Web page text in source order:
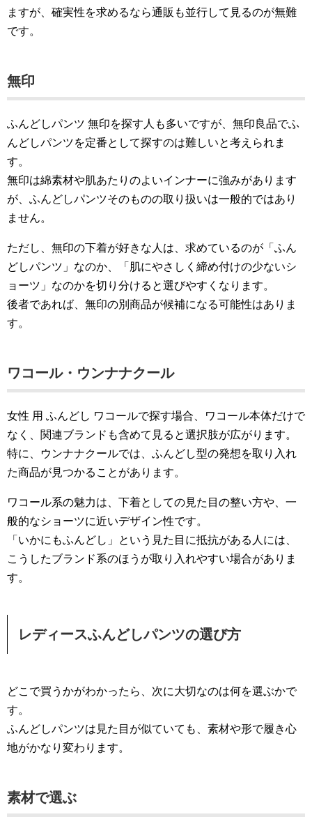
ますが、確実性を求めるなら通販も並行して見るのが無難
です。
無印
ふんどしパンツ 無印を探す人も多いですが、無印良品でふ
んどしパンツを定番として探すのは難しいと考えられま
す。
無印は綿素材や肌あたりのよいインナーに強みがあります
が、ふんどしパンツそのものの取り扱いは一般的ではあり
ません。
ただし、無印の下着が好きな人は、求めているのが「ふん
どしパンツ」なのか、「肌にやさしく締め付けの少ないシ
ョーツ」なのかを切り分けると選びやすくなります。
後者であれば、無印の別商品が候補になる可能性はありま
す。
ワコール・ウンナナクール
女性 用 ふんどし ワコールで探す場合、ワコール本体だけで
なく、関連ブランドも含めて見ると選択肢が広がります。
特に、ウンナナクールでは、ふんどし型の発想を取り入れ
た商品が見つかることがあります。
ワコール系の魅力は、下着としての見た目の整い方や、一
般的なショーツに近いデザイン性です。
「いかにもふんどし」という見た目に抵抗がある人には、
こうしたブランド系のほうが取り入れやすい場合がありま
す。
レディースふんどしパンツの選び方
どこで買うかがわかったら、次に大切なのは何を選ぶかで
す。
ふんどしパンツは見た目が似ていても、素材や形で履き心
地がかなり変わります。
素材で選ぶ